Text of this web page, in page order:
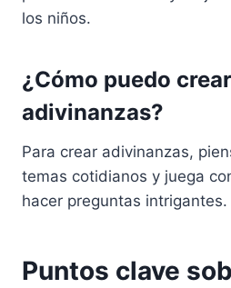
los niños.
¿Cómo puedo
adivinanzas?
Para crear adivinanzas,
temas cotidianos y juega
hacer preguntas intrigantes.
Puntos clave